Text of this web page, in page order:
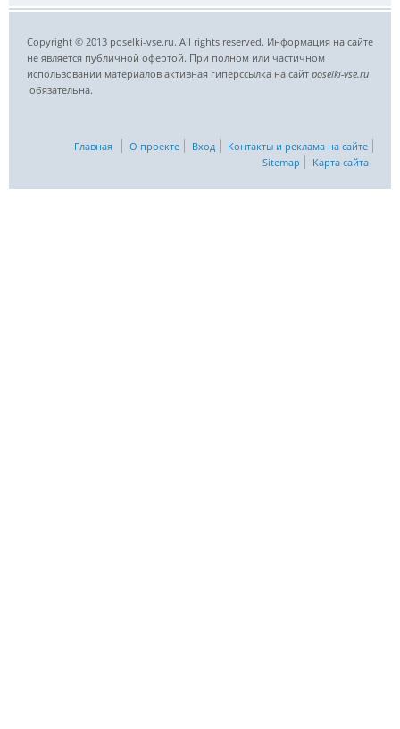
Copyright © 2013 poselki-vse.ru. All rights reserved. Информация на сайте
не является публичной офертой. При полном или частичном
использовании материалов активная гиперссылка на сайт poselki-vse.ru​
обязательна.
Главная О проекте Вход
Контакты и реклама на сайте
Sitemap
Карта сайта